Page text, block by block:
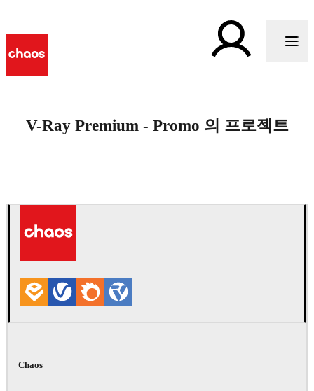
V-Ray Premium - Promo 의 프로젝트
Chaos